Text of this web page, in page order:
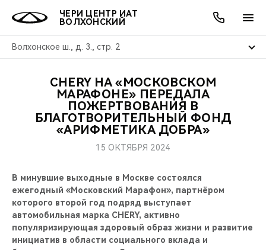
ЧЕРИ ЦЕНТР ИАТ
ВОЛХОНСКИЙ
Волхонское ш., д. 3., стр. 2
МОДЕЛИ
ВСЕ МОДЕЛИ
СЕДАНЫ
НОВИНКИ
ПОКУПАТЕЛЯМ
ВЫБОР И ПОКУПКА
КРЕДИТ И СТРАХОВАНИЕ
ВЛАДЕЛЬЦАМ
СЕРВИС
ЗАПЧАСТИ И АКСЕССУАРЫ
ПОДДЕРЖКА
CHERY CONNECT
МИР CHERY
АКСЕССУАРЫ
CHERY В СОЦСЕТЯХ
ЛЮДИ CHERY
БЛАГОТВОРИТЕЛЬНОСТЬ
АКЦИИ
ВЫГОДЫ И АКЦИИ
ОНЛАЙН СЕРВИСЫ
ВЫБОР И ПОКУПКА
О КОМПАНИИ
О НАС
CHERY НА «МОСКОВСКОМ
МАРАФОНЕ» ПЕРЕДАЛА
ПОЖЕРТВОВАНИЯ В
БЛАГОТВОРИТЕЛЬНЫЙ ФОНД
«АРИФМЕТИКА ДОБРА»
15 ОКТЯБРЯ 2024
В минувшие выходные в Москве состоялся
ежегодный «Московский Марафон», партнёром
которого второй год подряд выступает
автомобильная марка CHERY, активно
популяризирующая здоровый образ жизни и развитие
инициатив в области социального вклада и